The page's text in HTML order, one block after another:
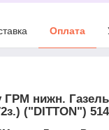
Оплата
ГРМ нижн.
("DITTON")